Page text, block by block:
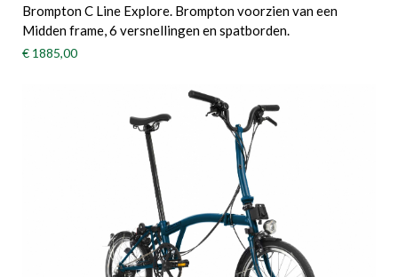
Brompton C Line Explore. Brompton voorzien van een
Midden frame, 6 versnellingen en spatborden.
€ 1885,00